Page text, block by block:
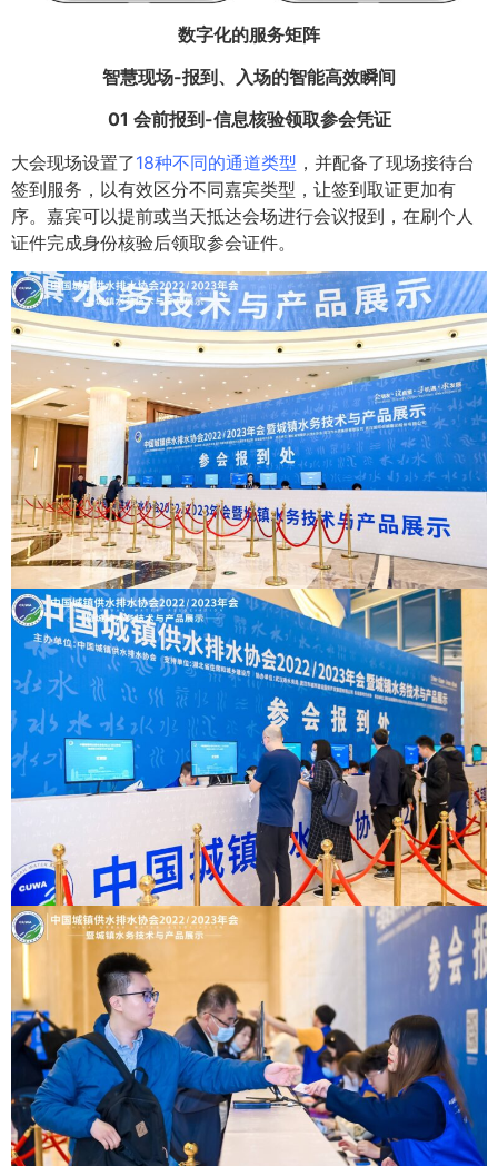
数字化的服务矩阵
智慧现场-报到、入场的智能高效瞬间
01 会前报到-信息核验领取参会凭证
大会现场设置了18种不同的通道类型 ，并配备了现场接待台
签到服务，以有效区分不同嘉宾类型，让签到取证更加有
序。嘉宾可以提前或当天抵达会场进行会议报到，在刷个人
证件完成身份核验后领取参会证件。